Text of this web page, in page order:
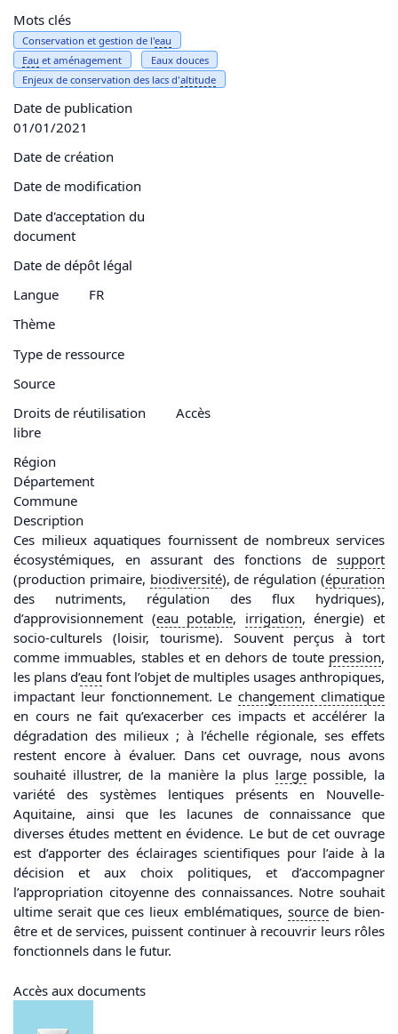
Mots clés
Conservation et gestion de l'eau
Eau et aménagement
Eaux douces
Enjeux de conservation des lacs d'altitude
Date de publication
01/01/2021
Date de création
Date de modification
Date d'acceptation du
document
Date de dépôt légal
Langue
FR
Thème
Type de ressource
Source
Droits de réutilisation
Accès
libre
Région
Département
Commune
Description
Ces milieux aquatiques fournissent de nombreux services
écosystémiques, en assurant des fonctions de support
(production primaire, biodiversité), de régulation (épuration
des nutriments, régulation des flux hydriques),
d’approvisionnement (eau potable, irrigation, énergie) et
socio-culturels (loisir, tourisme). Souvent perçus à tort
comme immuables, stables et en dehors de toute pression,
les plans d’eau font l’objet de multiples usages anthropiques,
impactant leur fonctionnement. Lechangement climatique
en cours ne fait qu’exacerber ces impacts et accélérer la
dégradation des milieux ; à l’échelle régionale, ses effets
restent encore à évaluer. Dans cet ouvrage, nous avons
souhaité illustrer, de la manière la plus largepossible, la
variété des systèmes lentiques présents en Nouvelle-
Aquitaine, ainsi que les lacunes de connaissance que
diverses études mettent en évidence. Le but de cet ouvrage
est d’apporter des éclairages scientifiques pour l’aide à la
décision et aux choix politiques, et d’accompagner
l’appropriation citoyenne des connaissances. Notre souhait
ultime serait que ces lieux emblématiques, sourcede bien-
être et de services, puissent continuer à recouvrir leurs rôles
fonctionnels dans le futur.
Accès aux documents